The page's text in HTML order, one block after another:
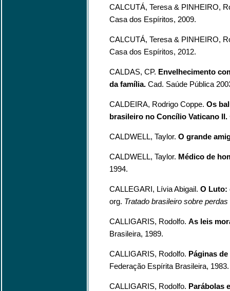
CALCUTÁ, Teresa & PINHEIRO,
Casa dos Espíritos, 2009.
CALCUTÁ, Teresa & PINHEIRO,
Casa dos Espíritos, 2012.
CALDAS, CP. Envelhecimento
da família. Cad. Saúde Pública
CALDEIRA, Rodrigo Coppe. Os
brasileiro no Concílio Vaticano II.
CALDWELL, Taylor. O grande
CALDWELL, Taylor. Médico de
1994.
CALLEGARI, Lívia Abigail. O Luto:
org. Tratado brasileiro sobre perdas
CALLIGARIS, Rodolfo. As leis
Brasileira, 1989.
CALLIGARIS, Rodolfo. Páginas
Federação Espírita Brasileira, 1983.
CALLIGARIS, Rodolfo. Parábolas